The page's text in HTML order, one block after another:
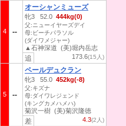
4
オーシャンミューズ
牝3 52.0 444kg(0)
父:ニューイヤーズデイ
母:ビーチパラソル
(ダイワメジャー)
▲石神深道 (美)堀内岳志
173.6(15人)
追
5
ペールデュクラン
牝3 55.0 452kg(-8)
父:キズナ
母:ダイワレジェンド
(キングカメハメハ)
菊沢一樹 (美)菊沢隆徳
4.3(2人)
差